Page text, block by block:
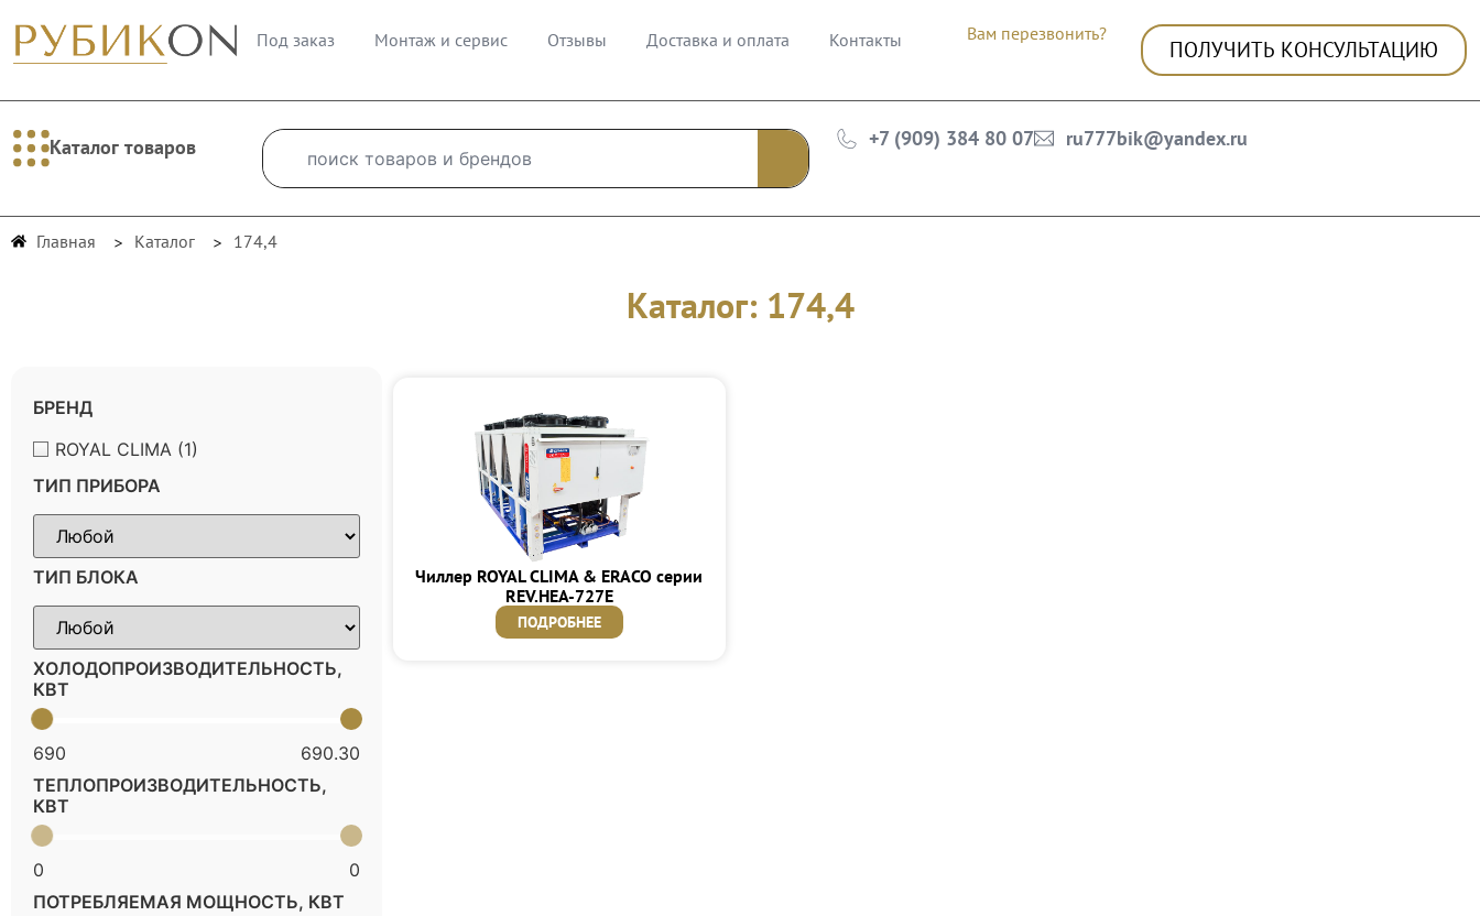
Под заказ Монтаж и сервис Отзывы Доставка и оплата Контакты Вам перезвонить?
ПОЛУЧИТЬ КОНСУЛЬТАЦИЮ
Каталог товаров +7 (909) 384 80 07 ru777bik@yandex.ru
Главная Каталог 174,4
Каталог: 174,4
БРЕНД
ROYAL CLIMA (1)
ТИП ПРИБОРА
ТИП БЛОКА
ХОЛОДОПРОИЗВОДИТЕЛЬНОСТЬ,
КВТ
690
690.30
ТЕПЛОПРОИЗВОДИТЕЛЬНОСТЬ,
КВТ
0
0
ПОТРЕБЛЯЕМАЯ МОЩНОСТЬ, КВТ
Чиллер ROYAL CLIMA & ERACO серии
REV.HEA-727E
ПОДРОБНЕЕ